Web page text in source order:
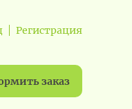
Регистрация
заказ